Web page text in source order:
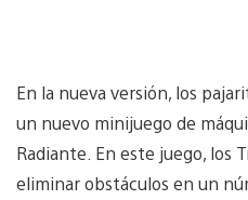
En la nueva versión, los
un nuevo minijuego de
Radiante. En este juego, los
eliminar obstáculos en un